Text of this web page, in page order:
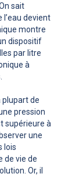
sait
devient
montre
dispositif
par litre
à
plupart de
pression
supérieure à
une
lois
de vie de
Or, il